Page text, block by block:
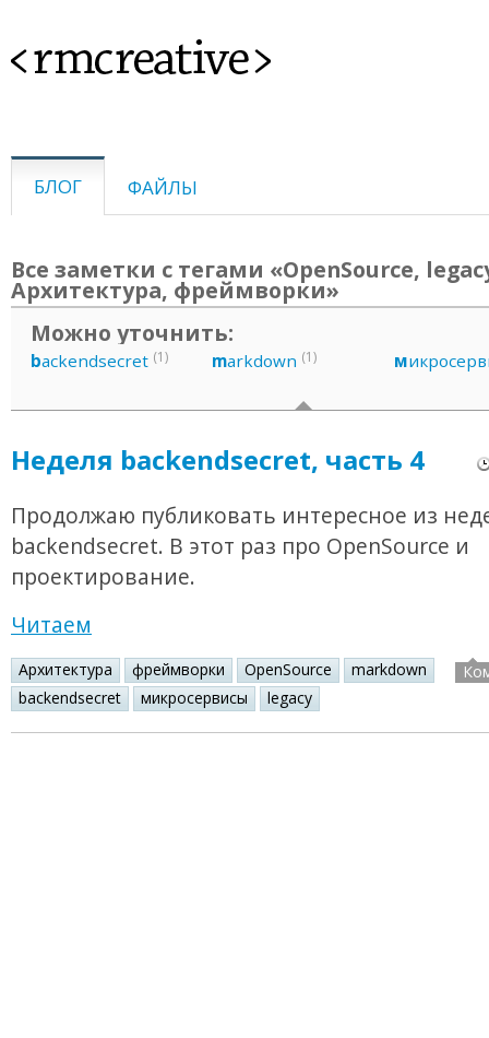
<rmcreative>
БЛОГ ФАЙЛЫ
Все заметки с тегами «OpenSource,
Архитектура, фреймворки»
Можно уточнить:
backendsecret (1) markdown (1) м
Неделя backendsecret, часть 4
Продолжаю публиковать интересное из
backendsecret. В этот раз про OpenSource и
проектирование.
Читаем
Архитектура фреймворки OpenSource
markdown
backendsecret
микросервисы legacy